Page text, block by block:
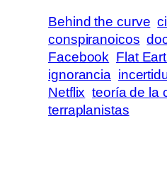
Behind the curve
conspiranoicos
Facebook Flat
ignorancia
Netflix teoría de la
terraplanistas